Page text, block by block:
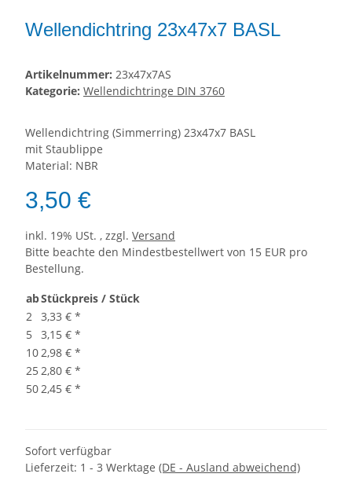
Wellendichtring 23x47x7 BASL
Artikelnummer: 23x47x7AS
Kategorie: Wellendichtringe DIN 3760
Wellendichtring (Simmerring) 23x47x7 BASL
mit Staublippe
Material: NBR
3,50 €
inkl. 19% USt. , zzgl. Versand
Bitte beachte den Mindestbestellwert von 15 EUR pro
Bestellung.
abStückpreis / Stück
2 3,33 € *
5
3,15 € *
102,98 € *
25 2,80 € *
502,45 € *
Sofort verfügbar
Lieferzeit: 1 - 3 Werktage (DE - Ausland abweichend)